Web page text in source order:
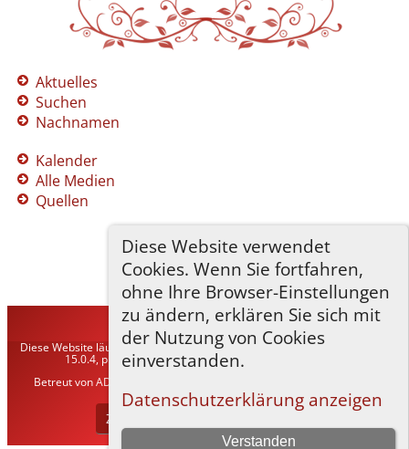
Diese Website verwendet
Cookies. Wenn Sie fortfahren,
ohne Ihre Browser-Einstellungen
zu ändern, erklären Sie sich mit
der Nutzung von Cookies
einverstanden.
Datenschutzerklärung anzeigen
Verstanden
Aktuelles
Suchen
Nachnamen
Kalender
Alle Medien
Quellen
TNG-ADLER©2026
Diese Website läuft mitThe Next Generation of Genealogy Sitebuilding
15.0.4, programmiert von Darrin Lythgoe © 2001-2026.
Betreut vonADLER Heraldisch-Genealogische Gesellschaft, Wien
Datenschutzerklärung.
Zur Desktop-Webseite wechseln